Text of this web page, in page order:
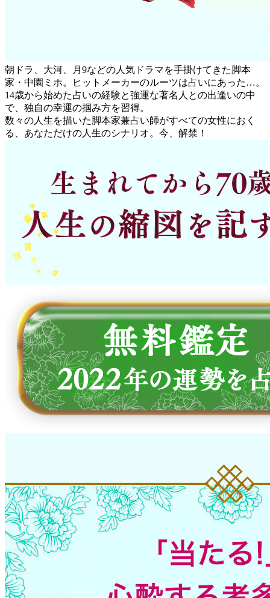
朝ドラ、大河、月9などの人気ドラマを手掛けてきた脚本
家・中園ミホ。ヒットメーカーのルーツは占いにあった…。
14歳から始めた占いの経験と強運な著名人との出逢いの中
で、独自の幸運の掴み方を習得。
数々の人生を描いた脚本家兼占い師がすべての女性におく
る、あなただけの人生のシナリオ。今、解禁！